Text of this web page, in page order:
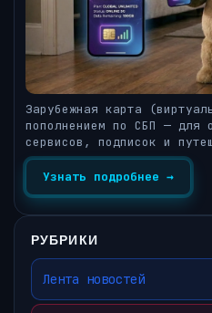
Зарубежная карта
пополнением по СБП — для
сервисов, подписок и
Узнать подробнее →
РУБРИКИ
Лента новостей